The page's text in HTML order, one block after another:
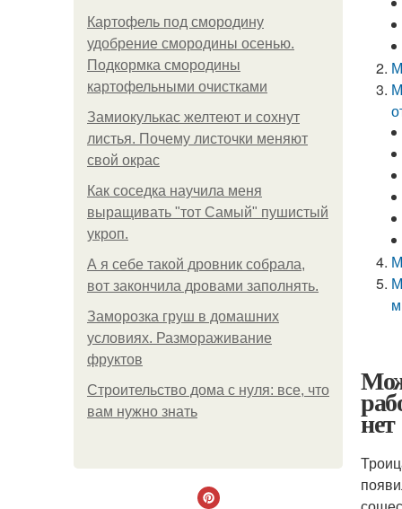
Картофель под смородину
удобрение смородины осенью.
Подкормка смородины
картофельными очистками
Замиокулькас желтеют и сохнут
листья. Почему листочки меняют
свой окрас
Как соседка научила меня
выращивать "тот Самый" пушистый
укроп.
А я себе такой дровник собрала,
вот закончила дровами заполнять.
Заморозка груш в домашних
условиях. Размораживание
фруктов
Строительство дома с нуля: все, что
вам нужно знать
нет